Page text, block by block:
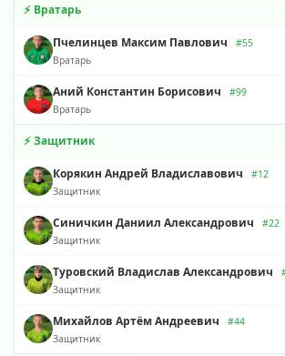
⚡ Вратарь
Пчелинцев Максим Павлович
#55
Вратарь
Аний Константин Борисович
#99
Вратарь
⚡ Защитник
Корякин Андрей Владиславович
#12
Защитник
Синичкин Даниил Александрович
#22
Защитник
Туровский Владислав Александрович
Защитник
Михайлов Артём Андреевич
#44
Защитник